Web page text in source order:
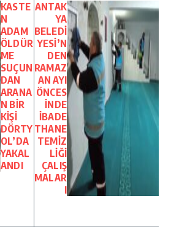
KASTE
N
ADAM
ÖLDÜR
ME
SUÇUN
DAN
ARANA
N BİR
KİŞİ
DÖRTY
OL’DA
YAKAL
ANDI
ANTAK
YA
BELEDİ
YESİ’N
DEN
RAMAZ
AN AYI
ÖNCES
İNDE
İBADE
THANE
TEMİZ
LİĞİ
ÇALIŞ
MALAR
I